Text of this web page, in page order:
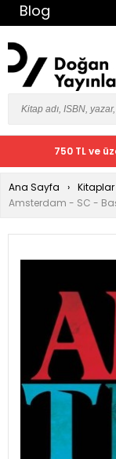
Blog
750 TL ve
Ana Sayfa Kitaplar
Amsterdam - SC -